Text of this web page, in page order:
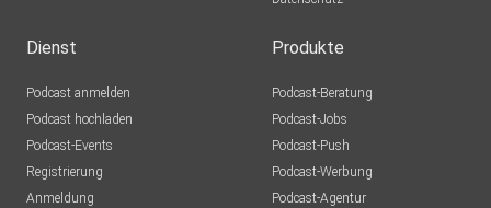
Dienst
Podcast anmelden
Podcast hochladen
Podcast-Events
Registrierung
Anmeldung
Produkte
Podcast-Beratung
Podcast-Jobs
Podcast-Push
Podcast-Werbung
Podcast-Agentur